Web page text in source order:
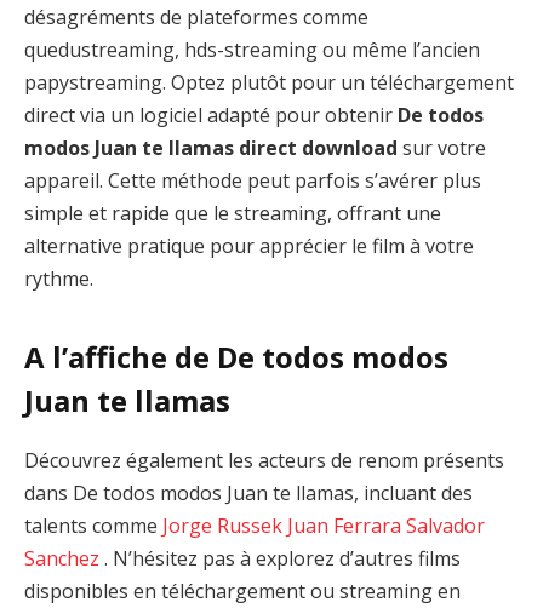
désagréments de plateformes comme
quedustreaming, hds-streaming ou même l’ancien
papystreaming. Optez plutôt pour un téléchargement
direct via un logiciel adapté pour obtenir De todos
modos Juan te llamas direct download sur votre
appareil. Cette méthode peut parfois s’avérer plus
simple et rapide que le streaming, offrant une
alternative pratique pour apprécier le film à votre
rythme.
A l’affiche de De todos modos
Juan te llamas
Découvrez également les acteurs de renom présents
dans De todos modos Juan te llamas, incluant des
talents comme Jorge Russek Juan Ferrara Salvador
Sanchez . N’hésitez pas à explorez d’autres films
disponibles en téléchargement ou streaming en